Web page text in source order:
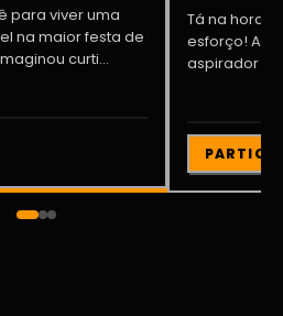
para viver uma
na maior festa de
América! Já imaginou curti...
Tá na hora
esforço! A